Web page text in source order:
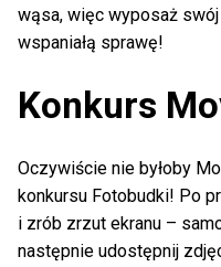
wąsa, więc wyposaż
wspaniałą sprawę!
Konkurs
Oczywiście nie byłoby
konkursu Fotobudki! Po
i zrób zrzut ekranu –
następnie udostępnij